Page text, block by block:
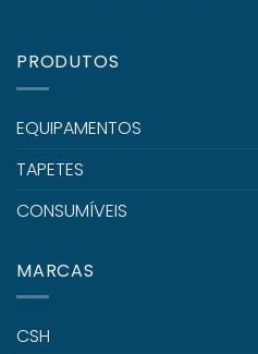
PRODUTOS
EQUIPAMENTOS
TAPETES
CONSUMÍVEIS
MARCAS
CSH